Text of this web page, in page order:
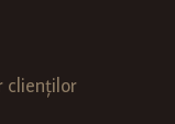
clienților